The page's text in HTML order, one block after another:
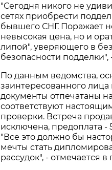
"Сегодня никого не
сетях приобрести
бывшего СНГ. Поражает
невысокая цена, но и
липой", уверяющего в
безопасности подделки",
По данным ведомства,
заинтересованного лица
документы отпечатаны
соответствуют
проверки. Встреча
исключена, предоплата
"Все это должно бы
мечты стать
рассудок", - отмечается